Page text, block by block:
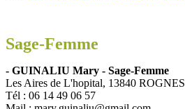
Sage-Femme
- GUINALIU Mary - Sage-Femme
Les Aires de L'hopital, 13840 ROGNES
Tél : 06 14 49 06 57